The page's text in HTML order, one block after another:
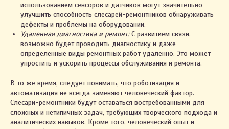
использованием сенсоров и датчиков могут значительно
улучшить способность слесарей-ремонтников обнаруживать
дефекты и проблемы на оборудовании.
Удаленная диагностика и ремонт:С развитием связи,
возможно будет проводить диагностику и даже
определенные виды ремонтных работ удаленно. Это может
упростить и ускорить процессы обслуживания и ремонта.
В то же время, следует понимать, что роботизация и
автоматизация не всегда заменяют человеческий фактор.
Слесари-ремонтники будут оставаться востребованными для
сложных и нетипичных задач, требующих творческого подхода и
аналитических навыков. Кроме того, человеческий опыт и